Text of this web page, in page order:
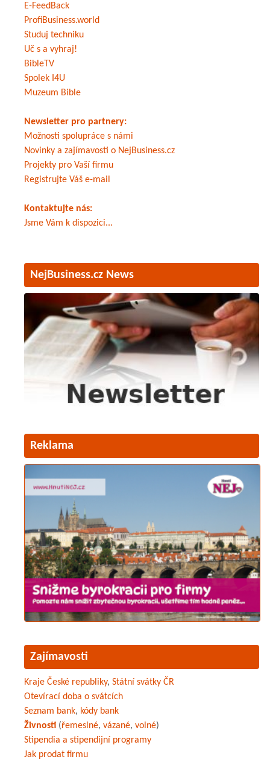
E-FeedBack
ProfiBusiness.world
Studuj techniku
Uč s a vyhraj!
BibleTV
Spolek I4U
Muzeum Bible
Newsletter pro partnery:
Možnosti spolupráce s námi
Novinky a zajímavosti o NejBusiness.cz
Projekty pro Vaší firmu
Registrujte Váš e-mail
Kontaktujte nás:
Jsme Vám k dispozici...
NejBusiness.cz News
Reklama
Zajímavosti
Kraje České republiky, Státní svátky ČR
Otevírací doba o svátcích
Seznam bank, kódy bank
Živnosti (řemeslné, vázané, volné)
Stipendia a stipendijní programy
Jak prodat firmu